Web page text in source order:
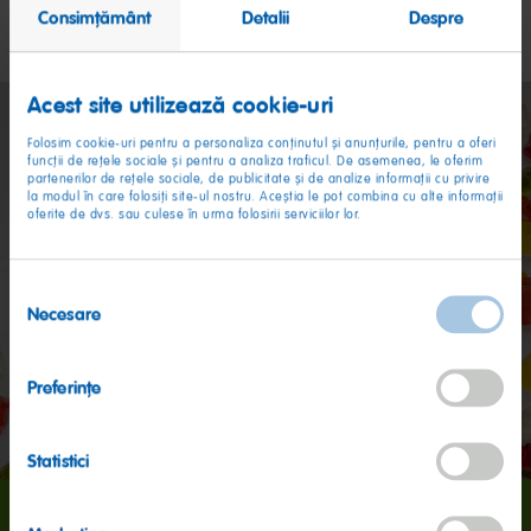
Consimțământ Detalii Despre
Acest site utilizează cookie-uri
Folosim cookie-uri pentru a personaliza conținutul și anunțurile, pentru a oferi
funcții de rețele sociale și pentru a analiza traficul. De asemenea, le oferim
partenerilor de rețele sociale, de publicitate și de analize informații cu privire
la modul în care folosiți site-ul nostru. Aceștia le pot combina cu alte informații
oferite de dvs. sau culese în urma folosirii serviciilor lor.
consimțământului
Necesare
Preferinţe
Statistici
Mai multe detalii